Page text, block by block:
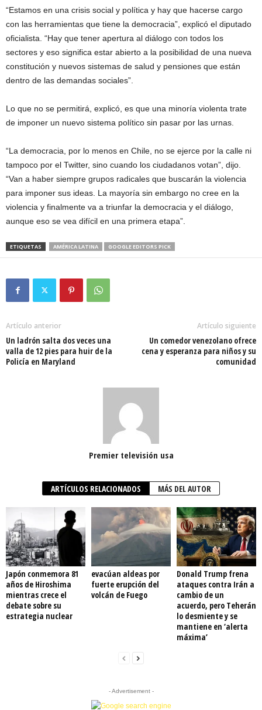
“Estamos en una crisis social y política y hay que hacerse cargo
con las herramientas que tiene la democracia”, explicó el diputado
oficialista. “Hay que tener apertura al diálogo con todos los
sectores y eso significa estar abierto a la posibilidad de una nueva
constitución y nuevos sistemas de salud y pensiones que están
dentro de las demandas sociales”.
Lo que no se permitirá, explicó, es que una minoría violenta trate
de imponer un nuevo sistema político sin pasar por las urnas.
“La democracia, por lo menos en Chile, no se ejerce por la calle ni
tampoco por el Twitter, sino cuando los ciudadanos votan”, dijo.
“Van a haber siempre grupos radicales que buscarán la violencia
para imponer sus ideas. La mayoría sin embargo no cree en la
violencia y finalmente va a triunfar la democracia y el diálogo,
aunque eso se vea difícil en una primera etapa”.
ETIQUETAS AMÉRICA LATINA GOOGLE EDITORS PICK
Artículo anterior
Un ladrón salta dos veces una
valla de 12 pies para huir de la
Policía en Maryland
Artículo siguiente
Un comedor venezolano ofrece
cena y esperanza para niños y su
comunidad
Premier televisión usa
ARTÍCULOS RELACIONADOS MÁS DEL AUTOR
Japón conmemora 81
años de Hiroshima
mientras crece el
debate sobre su
estrategia nuclear
evacúan aldeas por
fuerte erupción del
volcán de Fuego
Donald Trump frena
ataques contra Irán a
cambio de un
acuerdo, pero Teherán
lo desmiente y se
mantiene en ‘alerta
máxima’
- Advertisement -